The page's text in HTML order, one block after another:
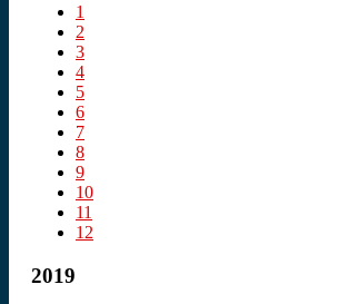
1
2
3
4
5
6
7
8
9
10
11
12
2019